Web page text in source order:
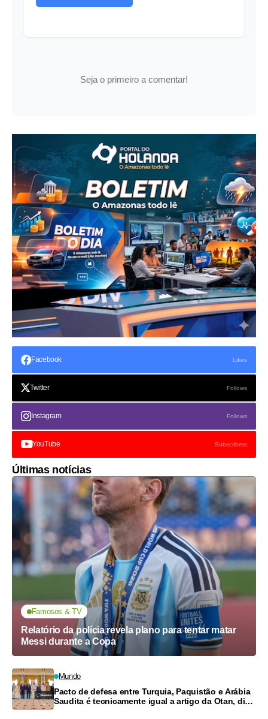
Seja o primeiro a comentar!
Facebook Likes
Twitter Follows
Instagram Follows
YouTube Subscribers
Últimas notícias
Famosos & TV
Relatório da polícia revela plano para tentar matar
Messi durante a Copa
Mundo
Pacto de defesa entre Turquia, Paquistão e Arábia
Saudita é tecnicamente igual a artigo da Otan, diz